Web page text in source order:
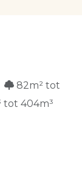
82m² tot
tot 404m³